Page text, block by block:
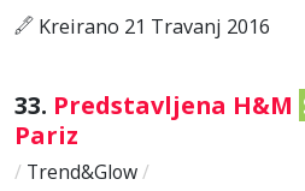
Kreirano 21 Travanj 2016
33. Predstavljena H&M
Pariz
/ Trend&Glow/